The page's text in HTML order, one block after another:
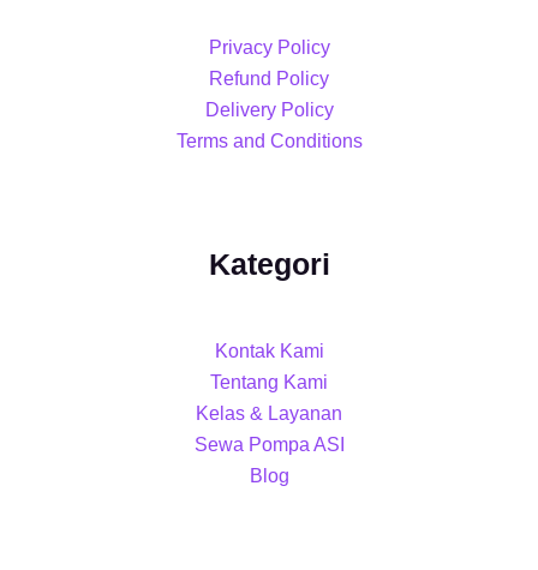
Privacy Policy
Refund Policy
Delivery Policy
Terms and Conditions
Kategori
Kontak Kami
Tentang Kami
Kelas & Layanan
Sewa Pompa ASI
Blog